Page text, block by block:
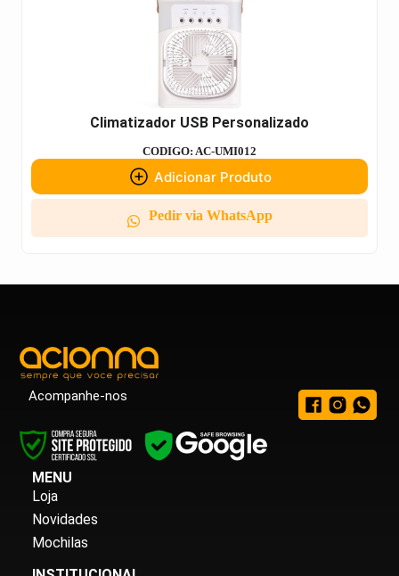
Climatizador USB Personalizado
CODIGO: AC-UMI012
Adicionar Produto
Pedir via WhatsApp
Acompanhe-nos
MENU
Loja
Novidades
Mochilas